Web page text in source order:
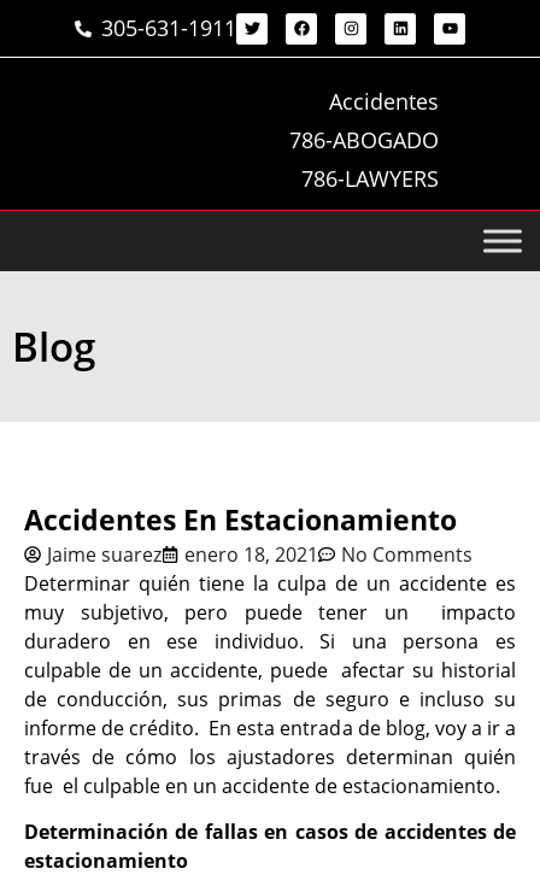
305-631-1911
Accidentes
786-ABOGADO
786-LAWYERS
Blog
Accidentes En Estacionamiento
Jaime suarez enero 18, 2021
No Comments
Determinar quién tiene la culpa de un accidente es
muy subjetivo, pero puede tener un impacto
duradero en ese individuo. Si una persona es
culpable de un accidente, puede afectar su historial
de conducción, sus primas de seguro e incluso su
informe de crédito. En esta entrada de blog, voy a ir a
través de cómo los ajustadores determinan quién
fue el culpable en un accidente de estacionamiento.
Determinación de fallas en casos de accidentes de
estacionamiento